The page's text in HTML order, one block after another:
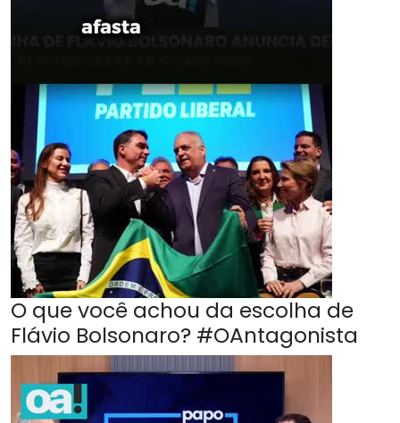
O que você achou da escolha de
Flávio Bolsonaro? #OAntagonista